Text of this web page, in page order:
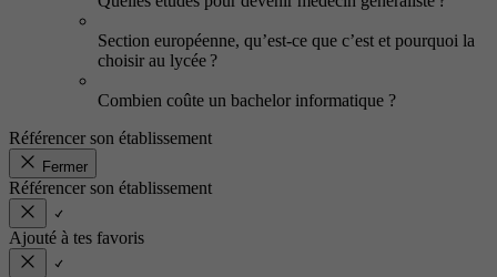
Section européenne, qu’est-ce que c’est et pourquoi la
choisir au lycée ?
Combien coûte un bachelor informatique ?
Référencer son établissement
Fermer
Référencer son établissement
Ajouté à tes favoris